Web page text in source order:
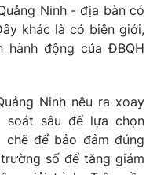
Ninh - địa bàn có
khác là có biên giới,
hành động của ĐBQH
Ninh nêu ra xoay
soát sâu để lựa chọn
để bảo đảm đúng
số để tăng giám